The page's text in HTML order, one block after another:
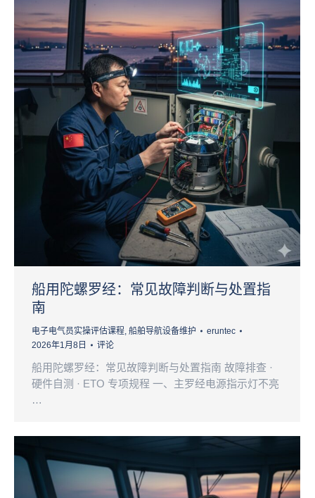
船用陀螺罗经：常见故障判断与处置指
南
电子电气员实操评估课程, 船舶导航设备维护
eruntec
2026年1月8日
评论
船用陀螺罗经：常见故障判断与处置指南 故障排查 ·
硬件自测 · ETO 专项规程 一、主罗经电源指示灯不亮
…